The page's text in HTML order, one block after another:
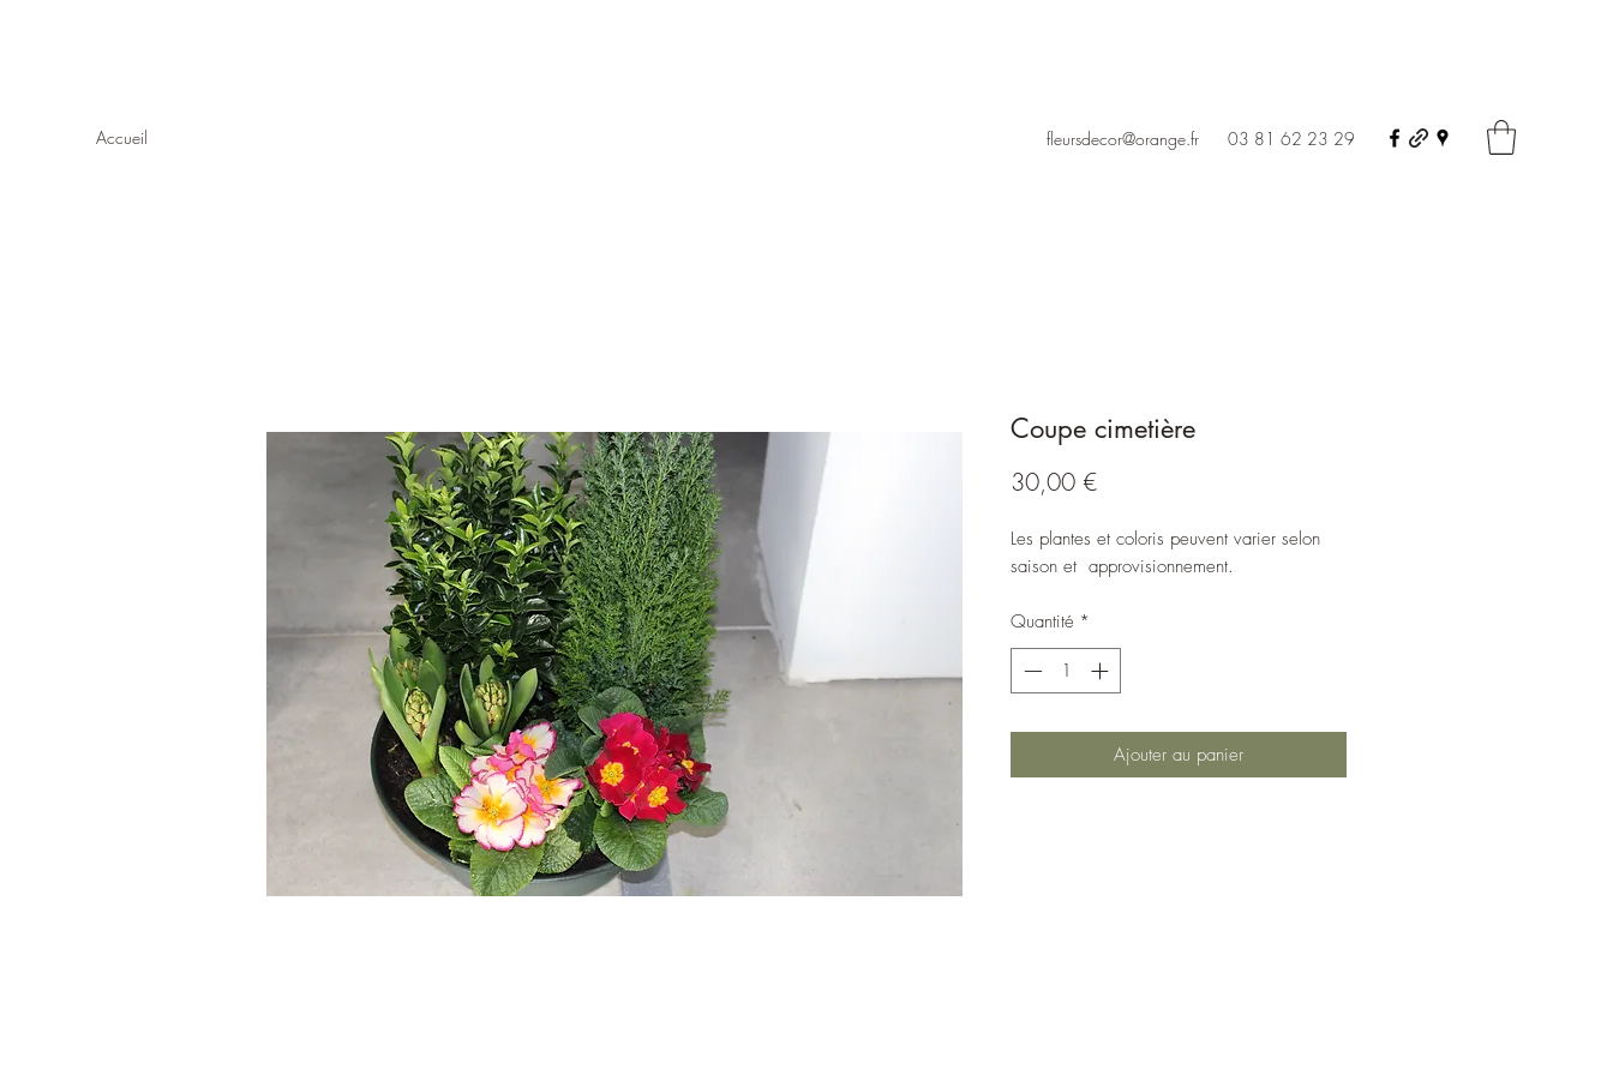
Accueil fleursdecor@orange.fr 03 81 62 23 29
Coupe cimetière
30,00 €Prix
Les plantes et coloris peuvent varier selon
saison et approvisionnement.
Quantité *
Ajouter au panier